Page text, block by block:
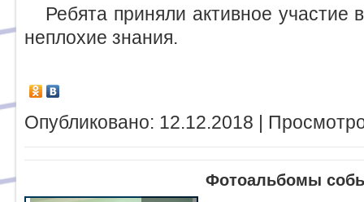
Ребята приняли активное участие
неплохие знания.
Опубликовано: 12.12.2018 |
Фотоальбомы